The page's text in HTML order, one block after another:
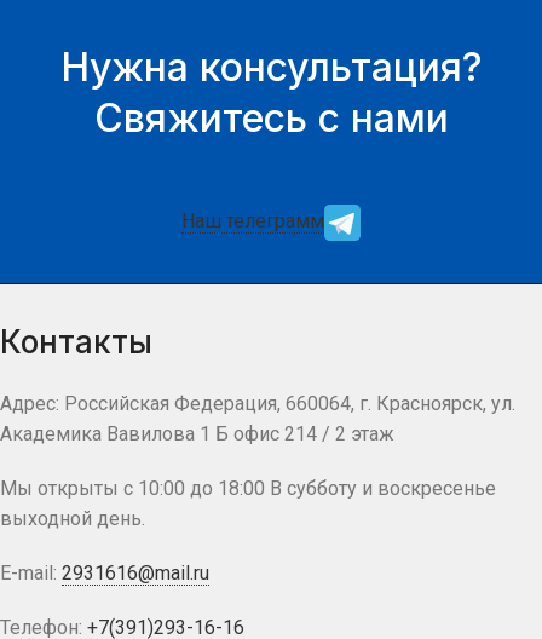
Нужна консультация?
Свяжитесь с нами
Наш телеграмм
Контакты
Адрес: Российская Федерация, 660064, г. Красноярск, ул.
Академика Вавилова 1 Б офис 214 / 2 этаж
Мы открыты с 10:00 до 18:00 В субботу и воскресенье
выходной день.
E-mail: 2931616@mail.ru
Телефон: +7(391)293-16-16